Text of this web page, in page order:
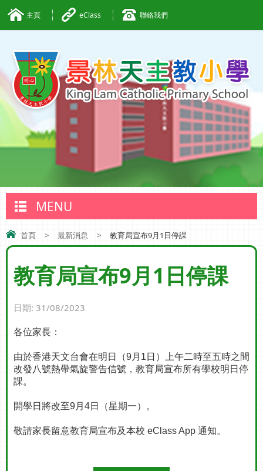
主頁 eClass 聯絡我們
MENU
首頁 > 最新消息 > 教育局宣布9月1日停課
教育局宣布9月1日停課
日期: 31/08/2023
各位家長：
由於香港天文台會在明日（9月1日）上午二時至五時之間
改發八號熱帶氣旋警告信號，教育局宣布所有學校明日停
課。
開學日將改至9月4日（星期一）。
敬請家長留意教育局宣布及本校 eClass App 通知。